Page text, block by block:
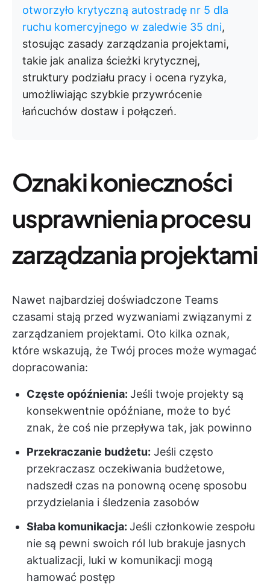
otworzyło krytyczną autostradę nr 5 dla
ruchu komercyjnego w zaledwie 35 dni,
stosując zasady zarządzania projektami,
takie jak analiza ścieżki krytycznej,
struktury podziału pracy i ocena ryzyka,
umożliwiając szybkie przywrócenie
łańcuchów dostaw i połączeń.
Oznaki konieczności
usprawnienia procesu
zarządzania projektami
Nawet najbardziej doświadczone Teams
czasami stają przed wyzwaniami związanymi z
zarządzaniem projektami. Oto kilka oznak,
które wskazują, że Twój proces może wymagać
dopracowania:
Częste opóźnienia: Jeśli twoje projekty są
konsekwentnie opóźniane, może to być
znak, że coś nie przepływa tak, jak powinno
Przekraczanie budżetu: Jeśli często
przekraczasz oczekiwania budżetowe,
nadszedł czas na ponowną ocenę sposobu
przydzielania i śledzenia zasobów
Słaba komunikacja: Jeśli członkowie zespołu
nie są pewni swoich ról lub brakuje jasnych
aktualizacji, luki w komunikacji mogą
hamować postęp